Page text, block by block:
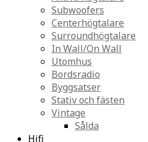
Subwoofers
Centerhögtalare
Surroundhögtalare
In Wall/On Wall
Utomhus
Bordsradio
Byggsatser
Stativ och fästen
Vintage
Sålda
Hifi